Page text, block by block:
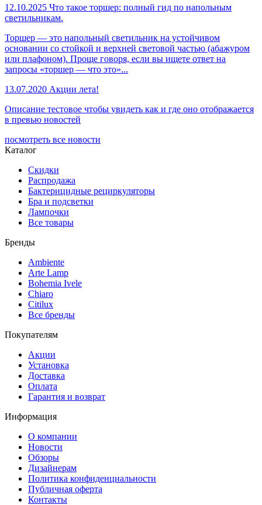
12.10.2025 Что такое торшер: полный гид по напольным
светильникам.
Торшер — это напольный светильник на устойчивом
основании со стойкой и верхней световой частью (абажуром
или плафоном). Проще говоря, если вы ищете ответ на
запросы «торшер — что это»...
13.07.2020 Акции лета!
Описание тестовое чтобы увидеть как и где оно отображается
в превью новостей
посмотреть все новости
Каталог
Скидки
Распродажа
Бактерицидные рециркуляторы
Бра и подсветки
Лампочки
Все товары
Бренды
Ambiente
Arte Lamp
Bohemia Ivele
Chiaro
Citilux
Все бренды
Покупателям
Акции
Установка
Доставка
Оплата
Гарантия и возврат
Информация
О компании
Новости
Обзоры
Дизайнерам
Политика конфиденциальности
Публичная оферта
Контакты